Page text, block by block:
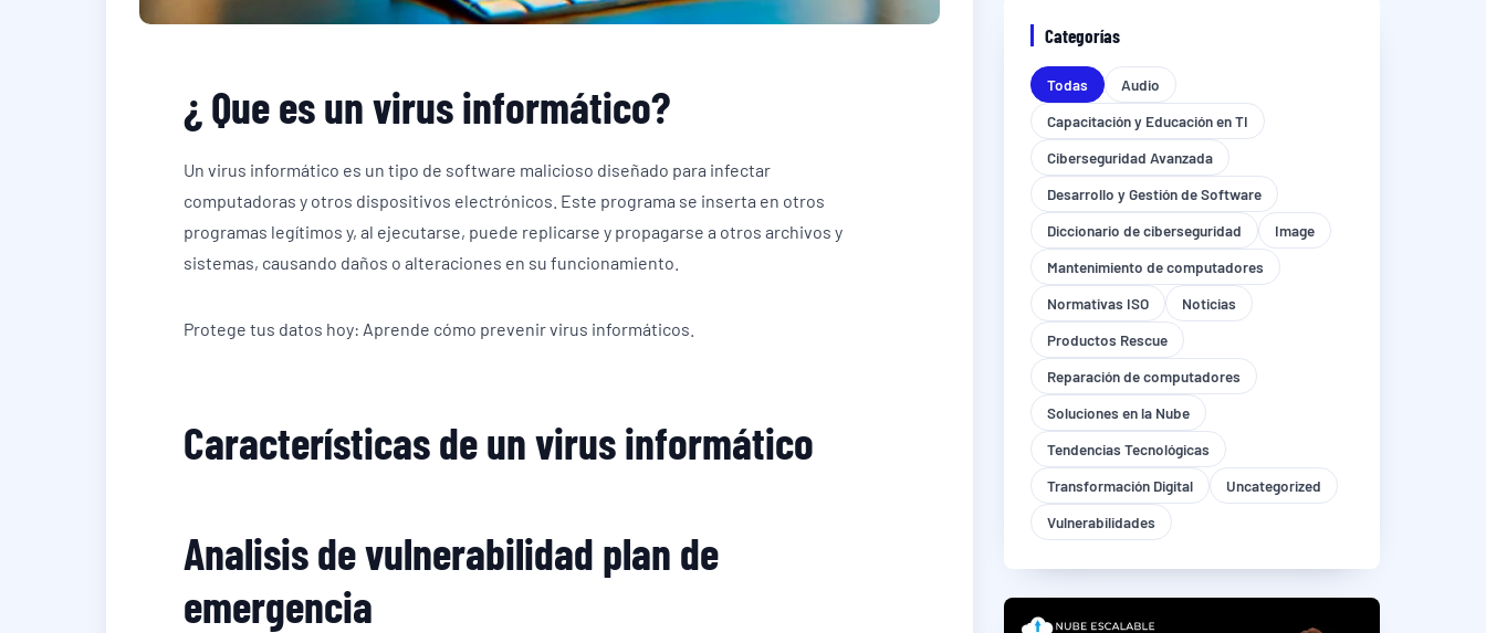
¿ Que es un virus informático?
Un virus informático es un tipo de software malicioso diseñado para infectar
computadoras y otros dispositivos electrónicos. Este programa se inserta en otros
programas legítimos y, al ejecutarse, puede replicarse y propagarse a otros archivos y
sistemas, causando daños o alteraciones en su funcionamiento.
Protege tus datos hoy: Aprende cómo prevenir virus informáticos.
Características de un virus informático
Analisis de vulnerabilidad plan de
emergencia
Categorías
Todas
Audio
Capacitación y Educación en TI
Ciberseguridad Avanzada
Desarrollo y Gestión de Software
Diccionario de ciberseguridad
Image
Mantenimiento de computadores
Normativas ISO
Noticias
Productos Rescue
Reparación de computadores
Soluciones en la Nube
Tendencias Tecnológicas
Transformación Digital
Uncategorized
Vulnerabilidades